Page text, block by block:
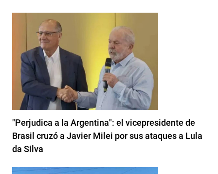
"Perjudica a la Argentina": el vicepresidente de
Brasil cruzó a Javier Milei por sus ataques a Lula
da Silva